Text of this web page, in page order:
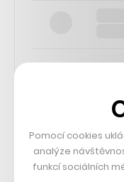
73k
Pomocí cookies
analýze
funkcí sociálních